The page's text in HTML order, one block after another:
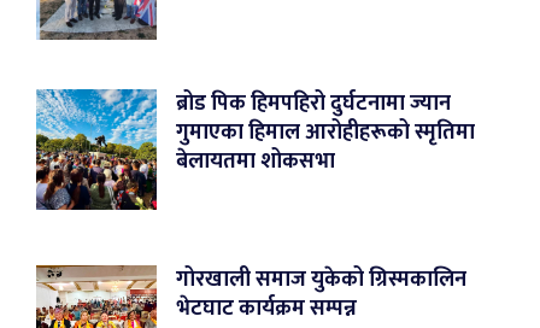
ब्रोड पिक हिमपहिरो दुर्घटनामा ज्यान
गुमाएका हिमाल आरोहीहरूको स्मृतिमा
बेलायतमा शोकसभा
गोरखाली समाज युकेको ग्रिस्मकालिन
भेटघाट कार्यक्रम सम्पन्न